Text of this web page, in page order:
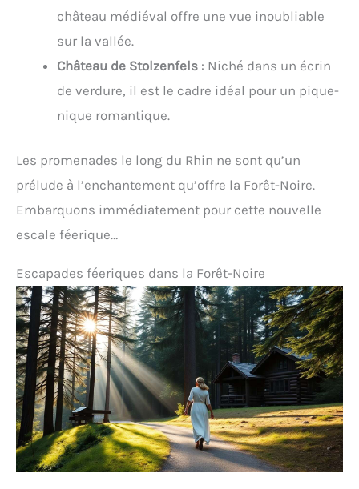
château médiéval offre une vue inoubliable
sur la vallée.
Château de Stolzenfels : Niché dans un écrin
de verdure, il est le cadre idéal pour un pique-
nique romantique.
Les promenades le long du Rhin ne sont qu’un
prélude à l’enchantement qu’offre la Forêt-Noire.
Embarquons immédiatement pour cette nouvelle
escale féerique…
Escapades féeriques dans la Forêt-Noire